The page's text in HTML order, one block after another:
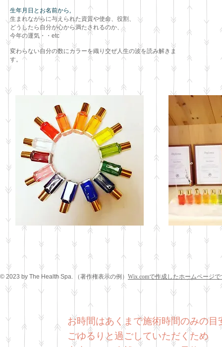
生年月日とお名前から,
生まれながらに与えられた資質や使命、役割、
どうしたら自分が心から満たされるのか、
今年の運気・・etc
変わらない自分の数にカラーを織り交ぜ人生の波を読み解きま
す。
© 2023 by The Health Spa. （著作権表示の例） Wix.comで作成したホームページで
お時間はあくまで施術時間のみの目
​ごゆるりと過ごしていただくため